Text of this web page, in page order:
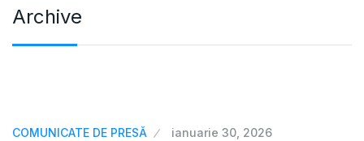
Archive
COMUNICATE DE PRESĂ ianuarie 30, 2026